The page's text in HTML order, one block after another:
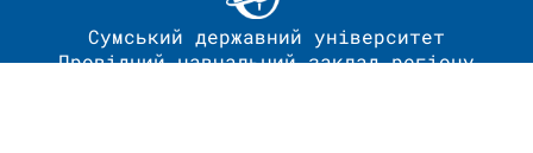
Сумський державний університет
Провідний навчальний заклад регіону